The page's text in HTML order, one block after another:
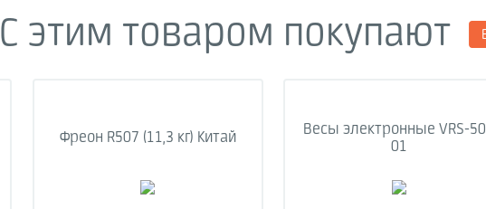
С этим товаром покупают
Фреон R507 (11,3 кг) Китай
Весы электронные VRS-
01